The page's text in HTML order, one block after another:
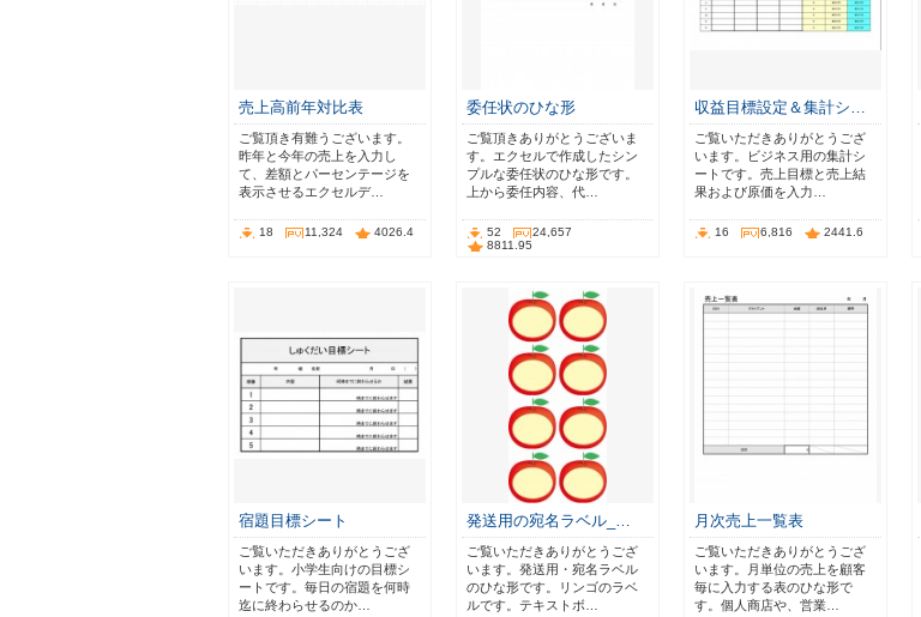
売上高前年対比表
ご覧頂き有難うございます。
昨年と今年の売上を入力し
て、差額とパーセンテージを
表示させるエクセルデ…
18 11,324 4026.4
委任状のひな形
ご覧頂きありがとうございま
す。エクセルで作成したシン
プルな委任状のひな形です。
上から委任内容、代…
52
24,657
8811.95
収益目標設定＆集計シ…
ご覧いただきありがとうござ
います。ビジネス用の集計シ
ートです。売上目標と売上結
果および原価を入力…
16 6,816 2441.6
宿題目標シート
ご覧いただきありがとうござ
います。小学生向けの目標シ
ートです。毎日の宿題を何時
迄に終わらせるのか…
発送用の宛名ラベル_…
ご覧いただきありがとうござ
います。発送用・宛名ラベル
のひな形です。リンゴのラベ
ルです。テキストボ…
月次売上一覧表
ご覧いただきありがとうござ
います。月単位の売上を顧客
毎に入力する表のひな形で
す。個人商店や、営業…